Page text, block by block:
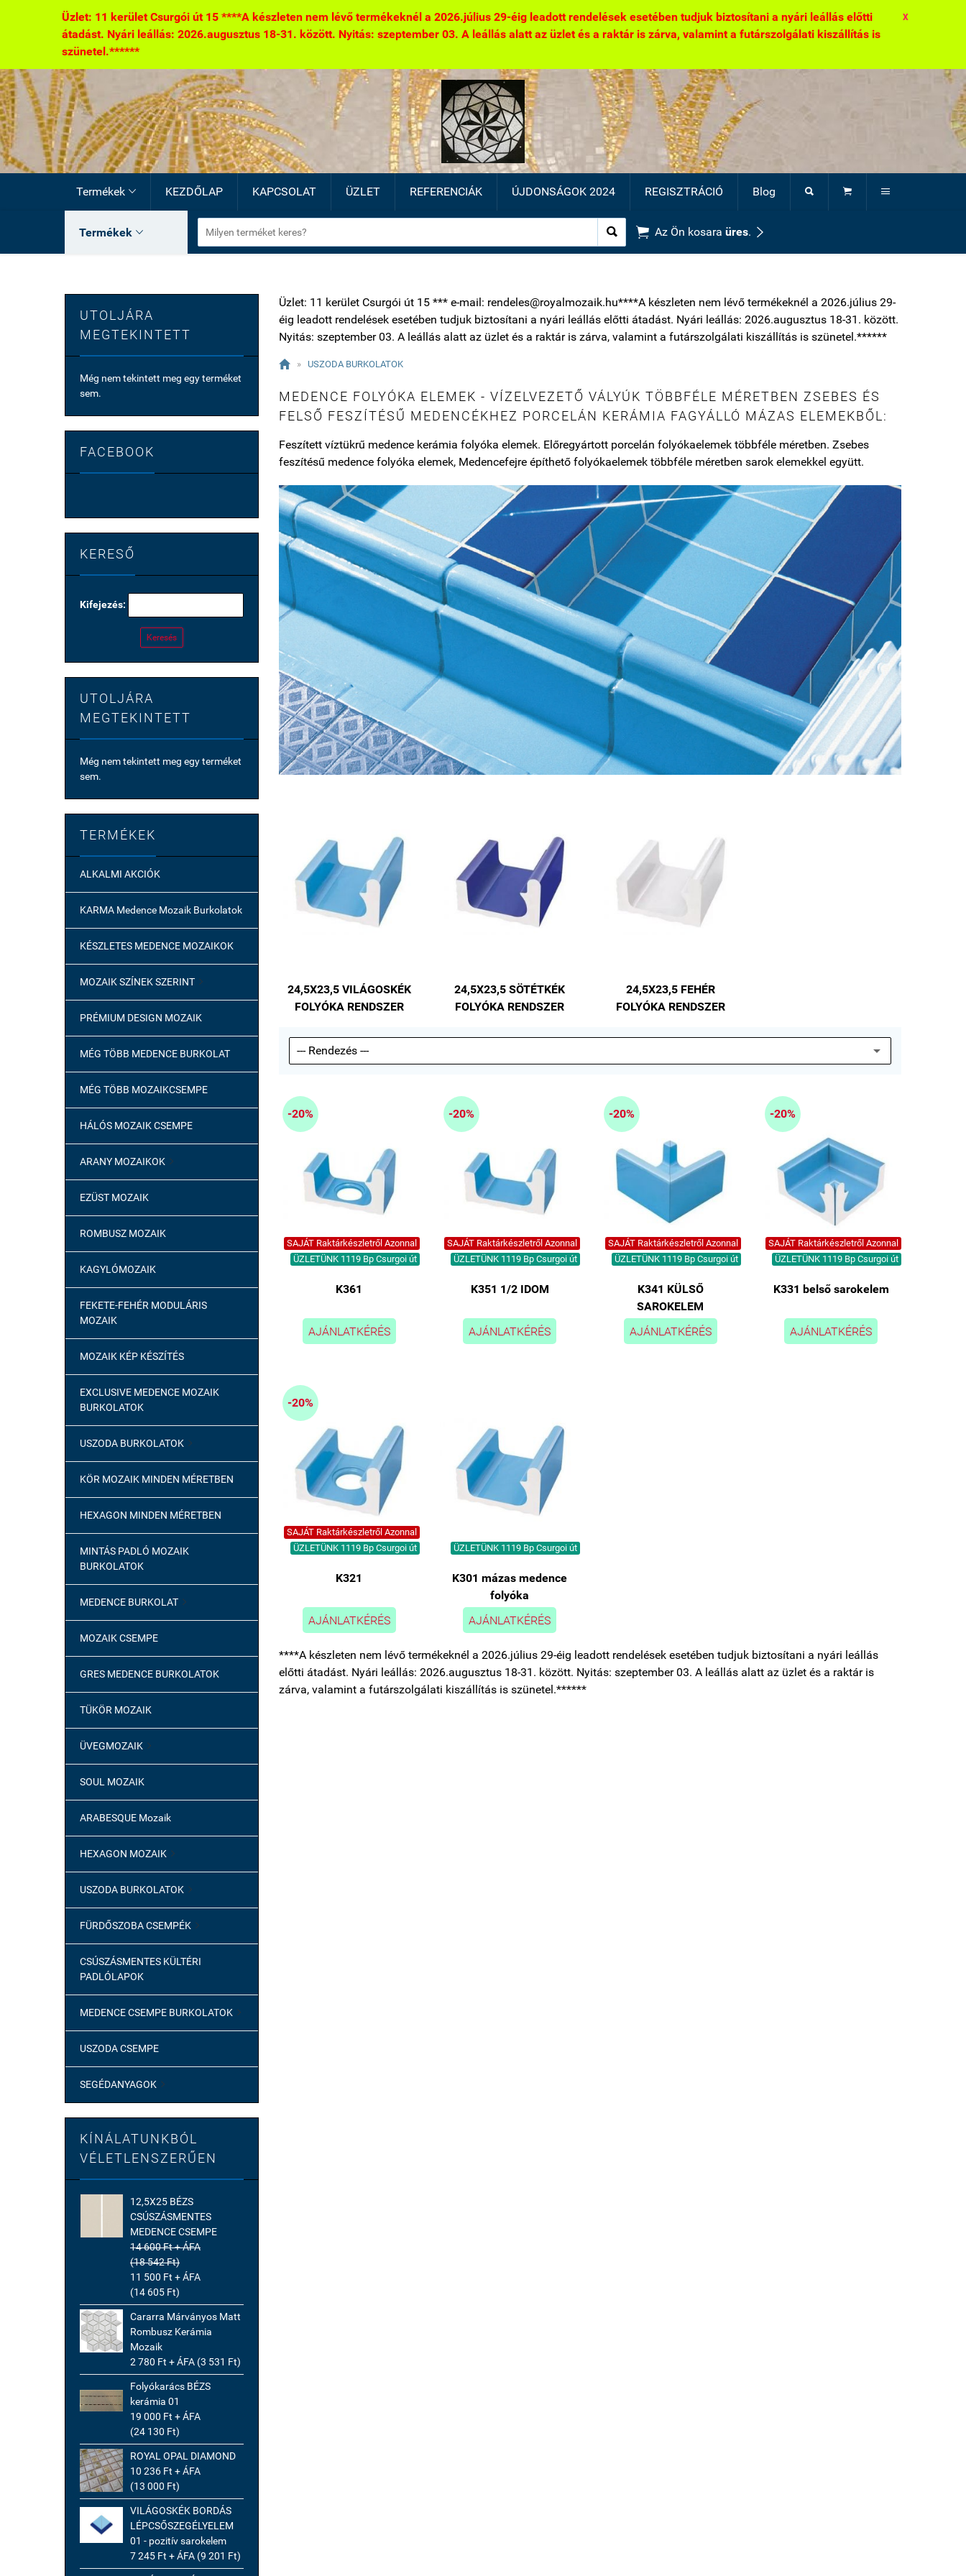
Üzlet: 11 kerület Csurgói út 15 ****A készleten nem lévő termékeknél a 2026.július 29-éig leadott rendelések esetében tudjuk biztosítani a nyári leállás előtti
átadást. Nyári leállás: 2026.augusztus 18-31. között. Nyitás: szeptember 03. A leállás alatt az üzlet és a raktár is zárva, valamint a futárszolgálati kiszállítás is
szünetel.******
X
Termékek  KEZDŐLAP KAPCSOLAT ÜZLET REFERENCIÁK ÚJDONSÁGOK 2024 REGISZTRÁCIÓ Blog   
Termékek    Az Ön kosara üres. 
UTOLJÁRA
MEGTEKINTETT
Még nem tekintett meg egy terméket
sem.
FACEBOOK
KERESŐ
Kifejezés:
Keresés
UTOLJÁRA
MEGTEKINTETT
Még nem tekintett meg egy terméket
sem.
TERMÉKEK
ALKALMI AKCIÓK
KARMA Medence Mozaik Burkolatok
KÉSZLETES MEDENCE MOZAIKOK
MOZAIK SZÍNEK SZERINT 
PRÉMIUM DESIGN MOZAIK
MÉG TÖBB MEDENCE BURKOLAT
MÉG TÖBB MOZAIKCSEMPE
HÁLÓS MOZAIK CSEMPE
ARANY MOZAIKOK 
EZÜST MOZAIK
ROMBUSZ MOZAIK
KAGYLÓMOZAIK
FEKETE-FEHÉR MODULÁRIS
MOZAIK
MOZAIK KÉP KÉSZÍTÉS
EXCLUSIVE MEDENCE MOZAIK
BURKOLATOK
USZODA BURKOLATOK 
KÖR MOZAIK MINDEN MÉRETBEN
HEXAGON MINDEN MÉRETBEN
MINTÁS PADLÓ MOZAIK
BURKOLATOK
MEDENCE BURKOLAT 
MOZAIK CSEMPE
GRES MEDENCE BURKOLATOK
TÜKÖR MOZAIK
ÜVEGMOZAIK 
SOUL MOZAIK
ARABESQUE Mozaik
HEXAGON MOZAIK 
USZODA BURKOLATOK 
FÜRDŐSZOBA CSEMPÉK 
CSÚSZÁSMENTES KÜLTÉRI
PADLÓLAPOK
MEDENCE CSEMPE BURKOLATOK 
USZODA CSEMPE
SEGÉDANYAGOK 
KÍNÁLATUNKBÓL
VÉLETLENSZERŰEN
12,5X25 BÉZS
CSÚSZÁSMENTES
MEDENCE CSEMPE
14 600 Ft + ÁFA
(18 542 Ft)
11 500 Ft + ÁFA
(14 605 Ft)
Cararra Márványos Matt
Rombusz Kerámia
Mozaik
2 780 Ft + ÁFA (3 531 Ft)
Folyókarács BÉZS
kerámia 01
19 000 Ft + ÁFA
(24 130 Ft)
ROYAL OPAL DIAMOND
10 236 Ft + ÁFA
(13 000 Ft)
VILÁGOSKÉK BORDÁS
LÉPCSŐSZEGÉLYELEM
01 - pozitív sarokelem
7 245 Ft + ÁFA (9 201 Ft)
Üzlet: 11 kerület Csurgói út 15 *** e-mail: rendeles@royalmozaik.hu****A készleten nem lévő termékeknél a 2026.július 29-
éig leadott rendelések esetében tudjuk biztosítani a nyári leállás előtti átadást. Nyári leállás: 2026.augusztus 18-31. között.
Nyitás: szeptember 03. A leállás alatt az üzlet és a raktár is zárva, valamint a futárszolgálati kiszállítás is szünetel.******
 » USZODA BURKOLATOK
MEDENCE FOLYÓKA ELEMEK - VÍZELVEZETŐ VÁLYÚK TÖBBFÉLE MÉRETBEN ZSEBES ÉS
FELSŐ FESZÍTÉSŰ MEDENCÉKHEZ PORCELÁN KERÁMIA FAGYÁLLÓ MÁZAS ELEMEKBŐL:
Feszített víztükrű medence kerámia folyóka elemek. Előregyártott porcelán folyókaelemek többféle méretben. Zsebes
feszítésű medence folyóka elemek, Medencefejre építhető folyókaelemek többféle méretben sarok elemekkel együtt.
24,5X23,5 VILÁGOSKÉK
FOLYÓKA RENDSZER
24,5X23,5 SÖTÉTKÉK
FOLYÓKA RENDSZER
24,5X23,5 FEHÉR
FOLYÓKA RENDSZER
-20%
SAJÁT Raktárkészletről Azonnal
ÜZLETÜNK 1119 Bp Csurgoi út
K361
AJÁNLATKÉRÉS
-20%
SAJÁT Raktárkészletről Azonnal
ÜZLETÜNK 1119 Bp Csurgoi út
K351 1/2 IDOM
AJÁNLATKÉRÉS
-20%
SAJÁT Raktárkészletről Azonnal
ÜZLETÜNK 1119 Bp Csurgoi út
K341 KÜLSŐ
SAROKELEM
AJÁNLATKÉRÉS
-20%
SAJÁT Raktárkészletről Azonnal
ÜZLETÜNK 1119 Bp Csurgoi út
K331 belső sarokelem
AJÁNLATKÉRÉS
-20%
SAJÁT Raktárkészletről Azonnal
ÜZLETÜNK 1119 Bp Csurgoi út
K321
AJÁNLATKÉRÉS
ÜZLETÜNK 1119 Bp Csurgoi út
K301 mázas medence
folyóka
AJÁNLATKÉRÉS
****A készleten nem lévő termékeknél a 2026.július 29-éig leadott rendelések esetében tudjuk biztosítani a nyári leállás
előtti átadást. Nyári leállás: 2026.augusztus 18-31. között. Nyitás: szeptember 03. A leállás alatt az üzlet és a raktár is
zárva, valamint a futárszolgálati kiszállítás is szünetel.******